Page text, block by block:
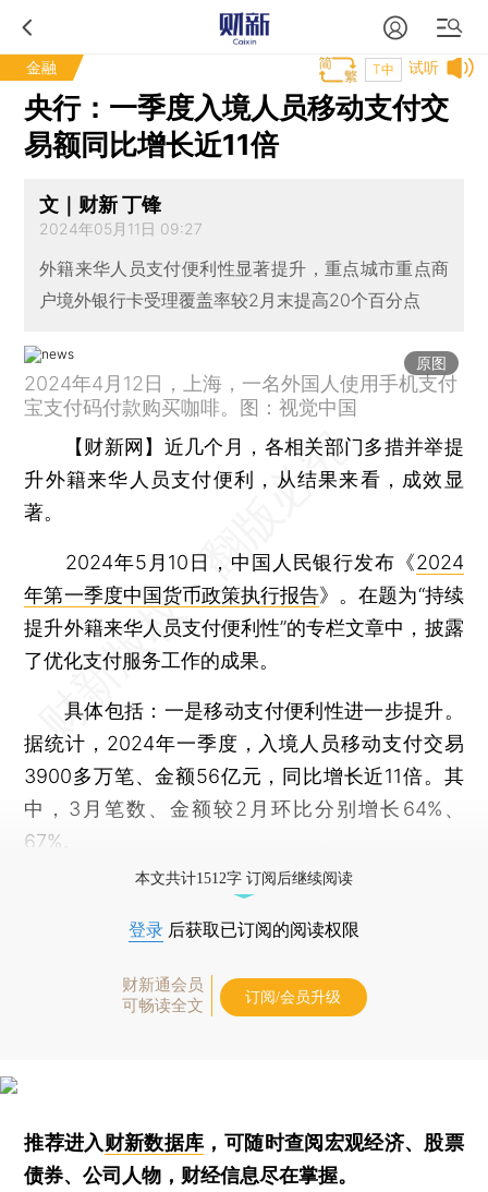
金融 试听
T中
央行：一季度入境人员移动支付交
易额同比增长近11倍
文｜财新 丁锋
2024年05月11日 09:27
外籍来华人员支付便利性显著提升，重点城市重点商
户境外银行卡受理覆盖率较2月末提高20个百分点
原图
2024年4月12日，上海，一名外国人使用手机支付
宝支付码付款购买咖啡。图：视觉中国
【财新网】 近几个月，各相关部门多措并举提
升外籍来华人员支付便利，从结果来看，成效显
著。
2024年5月10日，中国人民银行发布《2024
年第一季度中国货币政策执行报告》。在题为“持续
提升外籍来华人员支付便利性”的专栏文章中，披露
了优化支付服务工作的成果。
具体包括：一是移动支付便利性进一步提升。
据统计，2024年一季度，入境人员移动支付交易
3900多万笔、金额56亿元，同比增长近11倍。其
中，3月笔数、金额较2月环比分别增长64%、
67%。
本文共计1512字 订阅后继续阅读
登录 后获取已订阅的阅读权限
财新通会员
可畅读全文
订阅/会员升级
推荐进入财新数据库 ，可随时查阅宏观经济、股票
债券、公司人物，财经信息尽在掌握。